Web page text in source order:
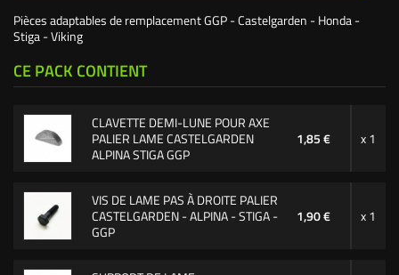
Pièces adaptables de remplacement GGP - Castelgarden - Honda -
Stiga - Viking
CE PACK CONTIENT
CLAVETTE DEMI-LUNE POUR AXE
PALIER LAME CASTELGARDEN
ALPINA STIGA GGP
1,85 € x 1
VIS DE LAME PAS À DROITE PALIER
CASTELGARDEN - ALPINA - STIGA -
GGP
1,90 € x 1